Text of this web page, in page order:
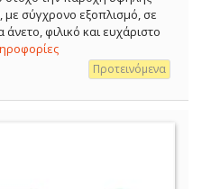
με σύγχρονο εξοπλισμό, σε
φιλικό και ευχάριστο
Προτεινόμενα